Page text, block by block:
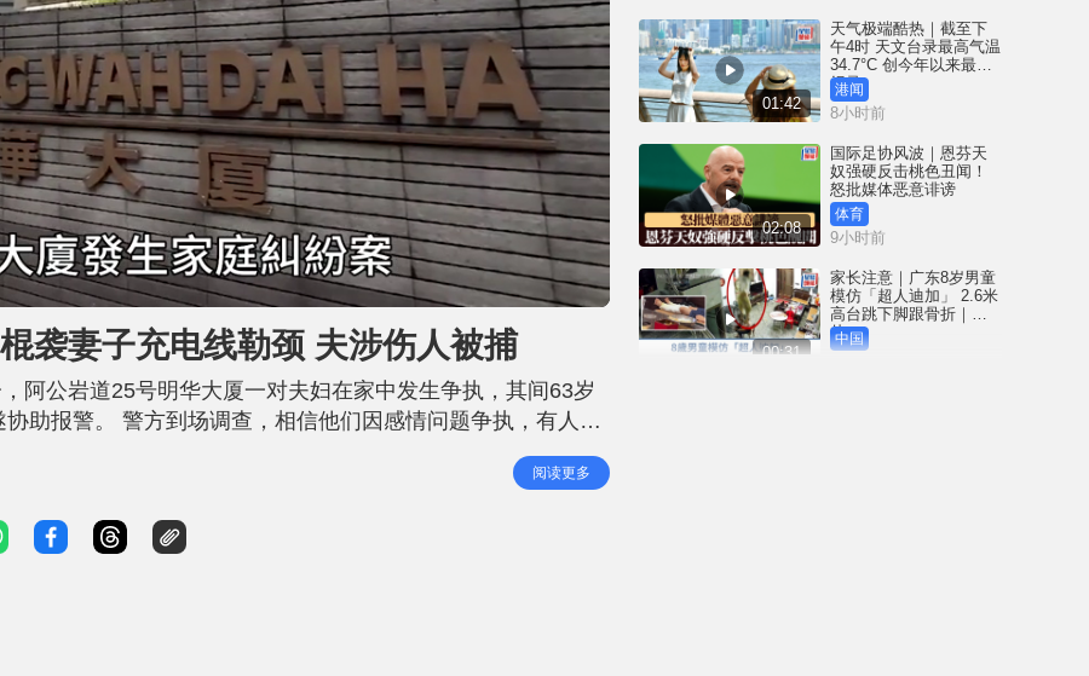
L
o
d
e
d
:
5
2
6
袭妻子充电线勒颈 夫涉伤人被捕
阿公岩道25号明华大厦一对夫妇在家中发生争执，其间63岁
助报警。 警方到场调查，相信他们因感情问题争执，有人以
及刀袭击她，李妇挣脱及逃离单位求救。68岁姓周丈夫涉嫌伤
调查队跟进。 事件中女伤者清醒，由救护员包扎后送往东
阅读更多
01:42
天气极端酷热｜截至下
午4时 天文台录最高气温
34.7°C 创今年以来最高
纪录
港闻
8小时前
02:08
国际足协风波｜恩芬天
奴强硬反击桃色丑闻！
怒批媒体恶意诽谤
体育
9小时前
00:31
家长注意｜广东8岁男童
模仿「超人迪加」 2.6米
高台跳下脚跟骨折｜有
片
中国